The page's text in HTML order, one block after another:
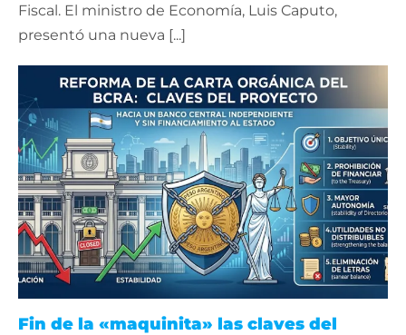
Fiscal. El ministro de Economía, Luis Caputo,
presentó una nueva [...]
Fin de la «maquinita» las claves del